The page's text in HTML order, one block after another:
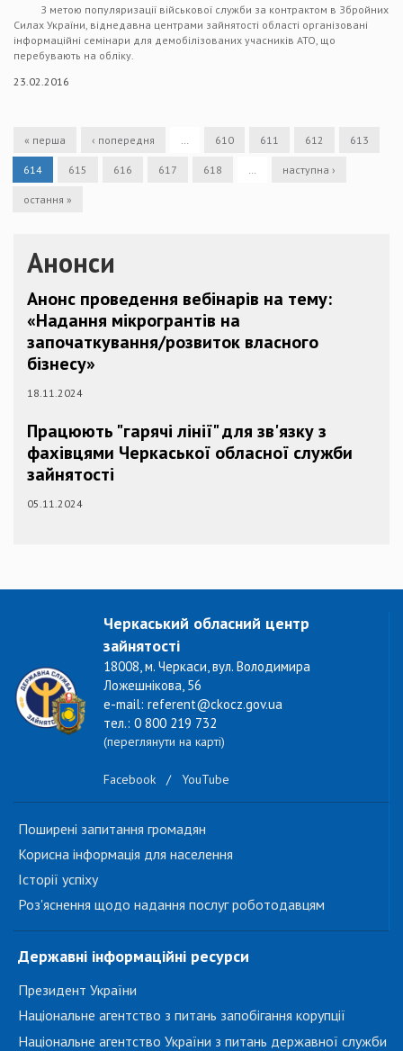
З метою популяризації військової служби за контрактом в Збройних
Силах України, віднедавна центрами зайнятості області організовані
інформаційні семінари для демобілізованих учасників АТО, що
перебувають на обліку.
23.02.2016
« перша ‹ попередня 610 611 612 613
614 615 616 617 618 наступна ›
остання »
Анонси
Анонс проведення вебінарів на тему:
«Надання мікрогрантів на
започаткування/розвиток власного
бізнесу»
18.11.2024
Працюють "гарячі лінії" для зв'язку з
фахівцями Черкаської обласної служби
зайнятості
05.11.2024
Черкаський обласний центр
зайнятості
18008, м. Черкаси, вул. Володимира
Ложешнікова, 56
e-mail: referent@ckocz.gov.ua
тел.: 0 800 219 732
(переглянути на карті)
Facebook / YouTube
Поширені запитання громадян
Корисна інформація для населення
Історії успіху
Роз'яснення щодо надання послуг роботодавцям
Державні інформаційні ресурси
Президент України
Національне агентство з питань запобігання корупції
Національне агентство України з питань державної служби